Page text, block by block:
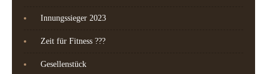
Innungssieger 2023
Zeit für Fitness ???
Gesellenstück